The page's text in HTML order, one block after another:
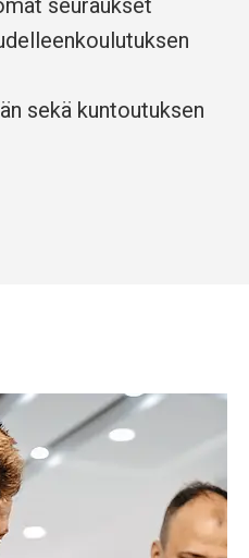
sekä kuntoutuksen